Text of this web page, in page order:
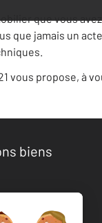
que vous
que jamais un
21 vous propose,
biens